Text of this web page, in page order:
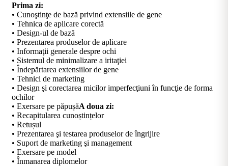
Prima zi:
• Cunoştinţe de bază privind extensiile de gene
• Tehnica de aplicare corectă
• Design-ul de bază
• Prezentarea produselor de aplicare
• Informaţii generale despre ochi
• Sistemul de minimalizare a iritaţiei
• Îndepărtarea extensiilor de gene
• Tehnici de marketing
• Design şi corectarea micilor imperfecţiuni în funcţie de forma
ochilor
• Exersare pe păpușăA doua zi:
• Recapitularea cunoștințelor
• Retușul
• Prezentarea şi testarea produselor de îngrijire
• Suport de marketing şi management
• Exersare pe model
• Înmanarea diplomelor